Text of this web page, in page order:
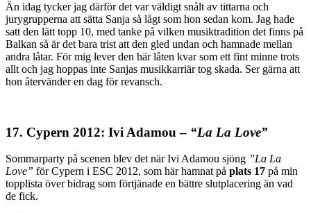
Än idag tycker jag därför det var väldigt snålt av tittarna och
jurygrupperna att sätta Sanja så lågt som hon sedan kom. Jag hade
satt den lätt topp 10, med tanke på vilken musiktradition det finns på
Balkan så är det bara trist att den gled undan och hamnade mellan
andra låtar. För mig lever den här låten kvar som ett fint minne trots
allt och jag hoppas inte Sanjas musikkarriär tog skada. Ser gärna att
hon återvänder en dag för revansch.
17. Cypern 2012: Ivi Adamou – “La La Love”
Sommarparty på scenen blev det när Ivi Adamou sjöng ”La La
Love” för Cypern i ESC 2012, som här hamnat på plats 17 på min
topplista över bidrag som förtjänade en bättre slutplacering än vad
de fick.